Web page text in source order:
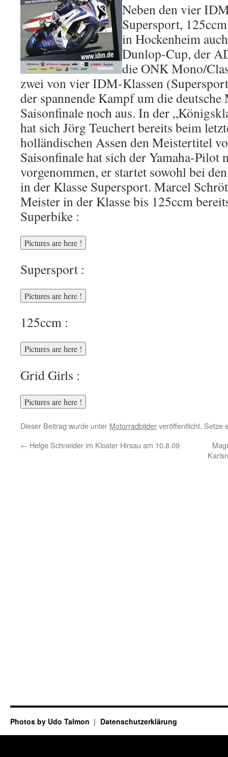
Neben den vier
Supersport,
in Hockenheim
Dunlop-Cup, der
die ONK Mono/
zwei von vier IDM-Klassen
der spannende Kampf um die
Saisonfinale noch aus. In der
hat sich Jörg Teuchert bereits beim
holländischen Assen den Meistertitel
Saisonfinale hat sich der Yamaha-Pilot
vorgenommen, er startet sowohl bei
in der Klasse Supersport. Marcel
Meister in der Klasse bis 125ccm
Superbike :
Supersport :
125ccm :
Grid Girls :
Dieser Beitrag wurde unter Motorradbilderveröffentlicht. Setze
← Helge Schneider im Kloster Hirsau am 10.8.09
Photos by Udo Talmon Datenschutzerklärung